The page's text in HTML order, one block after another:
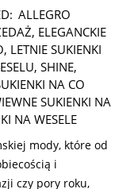
ALLEGRO
, ELEGANCKIE
, LETNIE SUKIENKI
, SHINE,
NA CO
SUKIENKI NA
NA WESELE
mody, które od
i
czy pory roku,